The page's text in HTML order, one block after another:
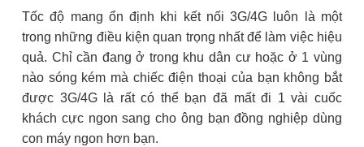
Tốc độ mang ổn định khi kết nối 3G/4G luôn là một
trong những điều kiện quan trọng nhất để làm việc hiệu
quả. Chỉ cần đang ở trong khu dân cư hoặc ở 1 vùng
nào sóng kém mà chiếc điện thoại của bạn không bắt
được 3G/4G là rất có thể bạn đã mất đi 1 vài cuốc
khách cực ngon sang cho ông bạn đồng nghiệp dùng
con máy ngon hơn bạn.